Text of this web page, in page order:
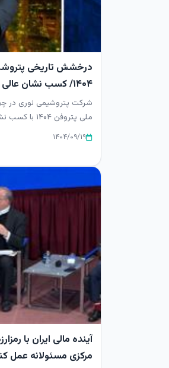
درخشش تاریخی
۱۴۰۴/ کسب نشان عالی و ۹ جایزه برتر نوآوری
شرکت پتروشیمی نوری در
۱۲ جایزه اصلی، بار ...۱۴۰۴/۰۹/۱۹
آینده مالی ایران با
مرکزی مسئولانه عمل